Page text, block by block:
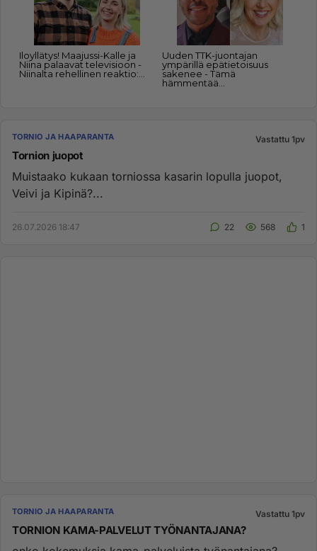
TORNIO JA HAAPARANTA Vastattu 1pv
Tornion juopot
Muistaako kukaan torniossa kasarin lopulla juopot,
Veivi ja Kipinä?...
26.07.2026 18:47 22 568 1
TORNIO JA HAAPARANTA Vastattu 1pv
TORNION KAMA-PALVELUT TYÖNANTAJANA?